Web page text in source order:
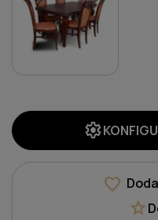
settings
favorite
star